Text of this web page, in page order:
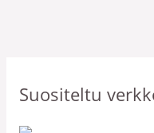
Suositeltu